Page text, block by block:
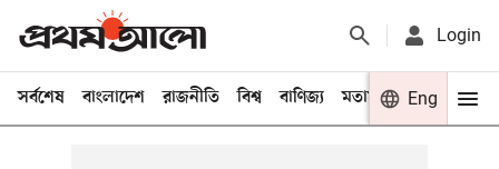
Login
সর্বশেষ বাংলাদেশ রাজনীতি বিশ্ব বাণিজ্য মতামত খেলা
Eng